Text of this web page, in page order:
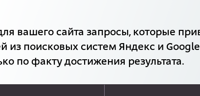
вашего сайта запросы, которые
из поисковых систем Яндекс и
по факту достижения результата.